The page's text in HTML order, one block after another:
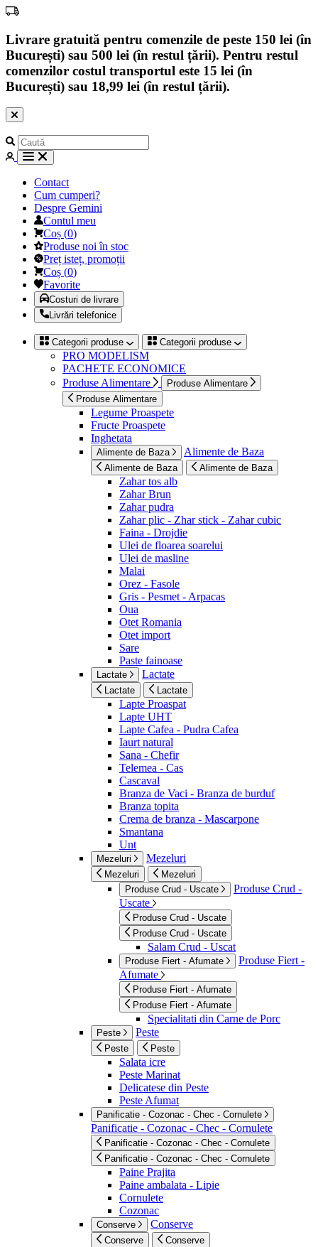
Livrare gratuită pentru comenzile de peste 150 lei (în
București) sau 500 lei (în restul țării). Pentru restul
comenzilor costul transportul este 15 lei (în
București) sau 18,99 lei (în restul țării).
Contact
Cum cumperi?
Despre Gemini
Contul meu
Coș (0)
Produse noi în stoc
Preț isteț, promoții
Coș (0)
Favorite
Costuri de livrare
Livrări telefonice
Categorii produse Categorii produse
PRO MODELISM
PACHETE ECONOMICE
Produse Alimentare
Produse Alimentare
Produse Alimentare
Legume Proaspete
Fructe Proaspete
Inghetata
Alimente de Baza Alimente de Baza
Alimente de Baza Alimente de Baza
Zahar tos alb
Zahar Brun
Zahar pudra
Zahar plic - Zhar stick - Zahar cubic
Faina - Drojdie
Ulei de floarea soarelui
Ulei de masline
Malai
Orez - Fasole
Gris - Pesmet - Arpacas
Oua
Otet Romania
Otet import
Sare
Paste fainoase
Lactate Lactate
Lactate Lactate
Lapte Proaspat
Lapte UHT
Lapte Cafea - Pudra Cafea
Iaurt natural
Sana - Chefir
Telemea - Cas
Cascaval
Branza de Vaci - Branza de burduf
Branza topita
Crema de branza - Mascarpone
Smantana
Unt
Mezeluri Mezeluri
Mezeluri
Mezeluri
Produse Crud - Uscate
Produse Crud -
Uscate
Produse Crud - Uscate
Produse Crud - Uscate
Salam Crud - Uscat
Produse Fiert - Afumate
Produse Fiert -
Afumate
Produse Fiert - Afumate
Produse Fiert - Afumate
Specialitati din Carne de Porc
Peste Peste
Peste Peste
Salata icre
Peste Marinat
Delicatese din Peste
Peste Afumat
Panificatie - Cozonac - Chec - Cornulete
Panificatie - Cozonac - Chec - Cornulete
Panificatie - Cozonac - Chec - Cornulete
Panificatie - Cozonac - Chec - Cornulete
Paine Prajita
Paine ambalata - Lipie
Cornulete
Cozonac
Conserve Conserve
Conserve Conserve